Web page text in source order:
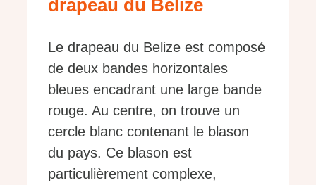
drapeau du Belize
Le drapeau du Belize est composé
de deux bandes horizontales
bleues encadrant une large bande
rouge. Au centre, on trouve un
cercle blanc contenant le blason
du pays. Ce blason est
particulièrement complexe,